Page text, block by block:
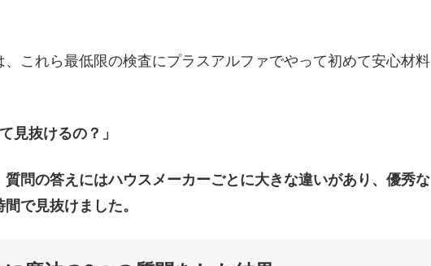
これら最低限の検査にプラスアルファでやって初めて安心材料
見抜けるの？」
問の答えにはハウスメーカーごとに大きな違いがあり、優秀な
で見抜けました。